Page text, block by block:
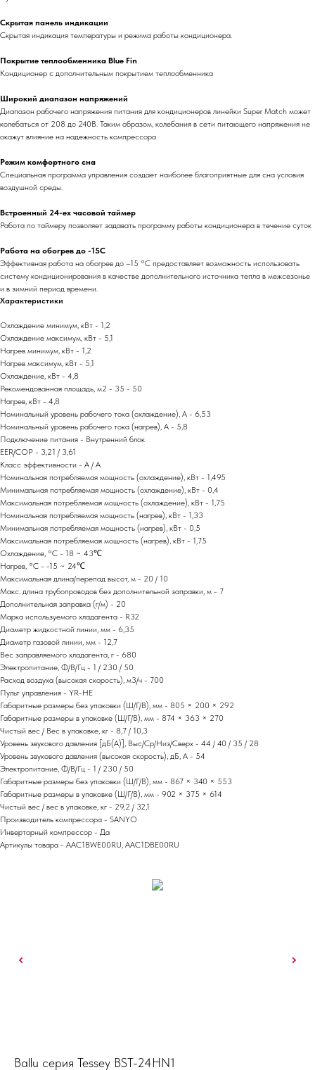
Скрытая панель индикации
Скрытая индикация температуры и режима работы кондиционера.
Покрытие теплообменника Blue Fin
Кондиционер с дополнительным покрытием теплообменника
Широкий диапазон напряжений
Диапазон рабочего напряжения питания для кондиционеров линейки Super Match может
колебаться от 208 до 240В. Таким образом, колебания в сети питающего напряжения не
окажут влияние на надежность компрессора
Режим комфортного сна
Специальная программа управления создает наиболее благоприятные для сна условия
воздушной среды.
Встроенный 24-ех часовой таймер
Работа по таймеру позволяет задавать программу работы кондиционера в течение суток
Работа на обогрев до -15С
Эффективная работа на обогрев до –15 °С предоставляет возможность использовать
систему кондиционирования в качестве дополнительного источника тепла в межсезонье
и в зимний период времени.
Характеристики
Охлаждение минимум, кВт - 1,2
Охлаждение максимум, кВт - 5,1
Нагрев минимум, кВт - 1,2
Нагрев максимум, кВт - 5,1
Охлаждение, кВт - 4,8
Рекомендованная площадь, м2 - 35 - 50
Нагрев, кВт - 4,8
Номинальный уровень рабочего тока (охлаждение), А - 6,53
Номинальный уровень рабочего тока (нагрев), А - 5,8
Подключение питания - Внутренний блок
EER/COP - 3,21 / 3,61
Класс эффективности - A / A
Номинальная потребляемая мощность (охлаждение), кВт - 1,495
Минимальная потребляемая мощность (охлаждение), кВт - 0,4
Максимальная потребляемая мощность (охлаждение), кВт - 1,75
Номинальная потребляемая мощность (нагрев), кВт - 1,33
Минимальная потребляемая мощность (нагрев), кВт - 0,5
Максимальная потребляемая мощность (нагрев), кВт - 1,75
Охлаждение, °С - 18 ~ 43℃
Нагрев, °С - -15 ~ 24℃
Максимальная длина/перепад высот, м - 20 / 10
Макс. длина трубопроводов без дополнительной заправки, м - 7
Дополнительная заправка (г/м) - 20
Марка используемого хладагента - R32
Диаметр жидкостной линии, мм - 6,35
Диаметр газовой линии, мм - 12,7
Вес заправляемого хладагента, г - 680
Электропитание, Ф/В/Гц - 1 / 230 / 50
Расход воздуха (высокая скорость), м3/ч - 700
Пульт управления - YR-HE
Габаритные размеры без упаковки (Ш/Г/В), мм - 805 × 200 × 292
Габаритные размеры в упаковке (Ш/Г/В), мм - 874 × 363 × 270
Чистый вес / Вес в упаковке, кг - 8,7 / 10,3
Уровень звукового давления [дБ(А)], Выс/Ср/Низ/Сверх - 44 / 40 / 35 / 28
Уровень звукового давления (высокая скорость), дБ, А - 54
Электропитание, Ф/В/Гц - 1 / 230 / 50
Габаритные размеры без упаковки (Ш/Г/В), мм - 867 × 340 × 553
Габаритные размеры в упаковке (Ш/Г/В), мм - 902 × 375 × 614
Чистый вес / вес в упаковке, кг - 29,2 / 32,1
Производитель компрессора - SANYO
Инверторный компрессор - Да
Артикулы товара - AAC1BWE00RU, AAC1DBE00RU
Ballu серия Tessey BST-24HN1